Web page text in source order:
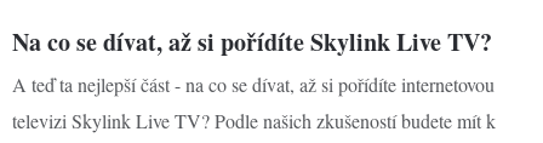
Na co se dívat, až si pořídíte Skylink Live TV?
A teď ta nejlepší část - na co se dívat, až si pořídíte internetovou
televizi Skylink Live TV? Podle našich zkušeností budete mít k